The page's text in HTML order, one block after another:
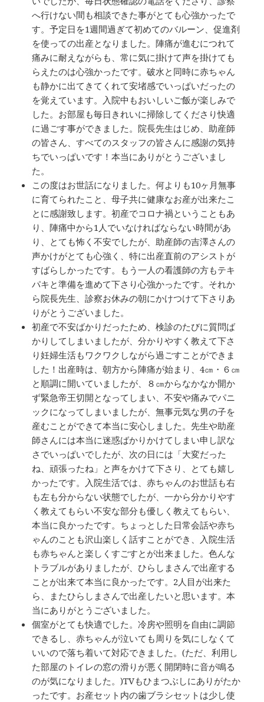
へ行けない間も相談できた事がとても心強かったで
す。予定日を1週間過ぎて初めてのバルーン、促進剤
を使っての出産となりました。陣痛が進むにつれて
痛みに耐えながらも、常に気に掛けて声を掛けても
らえたのは心強かったです。破水と同時に赤ちゃん
も静かに出てきてくれて安堵感でいっぱいだったの
を覚えています。入院中もおいしいご飯が楽しみで
した。お部屋も毎日きれいに掃除してくださり快適
に過ごす事ができました。院長先生はじめ、助産師
の皆さん、すべてのスタッフの皆さんに感謝の気持
ちでいっぱいです！本当にありがとうございまし
た。
この度はお世話になりました。何よりも10ヶ月無事
に育てられたこと、母子共に健康なお産が出来たこ
とに感謝致します。初産でコロナ禍ということもあ
り、陣痛中から1人でいなければならない時間があ
り、とても怖く不安でしたが、助産師の吉澤さんの
声かけがとても心強く、特に出産直前のアシストが
すばらしかったです。もう一人の看護師の方もテキ
パキと準備を進めて下さり心強かったです。それか
ら院長先生、診察お休みの朝にかけつけて下さりあ
りがとうございました。
初産で不安ばかりだったため、検診のたびに質問ば
かりしてしまいましたが、分かりやすく教えて下さ
り妊婦生活もワクワクしながら過ごすことができま
した！出産時は、朝方から陣痛が始まり、4㎝・６㎝
と順調に開いていましたが、８㎝からなかなか開か
ず緊急帝王切開となってしまい、不安や痛みでパニ
ックになってしまいましたが、無事元気な男の子を
産むことができて本当に安心しました。先生や助産
師さんには本当に迷惑ばかりかけてしまい申し訳な
さでいっぱいでしたが、次の日には「大変だった
ね、頑張ったね」と声をかけて下さり、とても嬉し
かったです。入院生活では、赤ちゃんのお世話も右
も左も分からない状態でしたが、一から分かりやす
く教えてもらい不安な部分も優しく教えてもらい、
本当に良かったです。ちょっとした日常会話や赤ち
ゃんのことも沢山楽しく話すことができ、入院生活
も赤ちゃんと楽しくすごすとが出来ました。色んな
トラブルがありましたが、ひらしまさんで出産する
ことが出来て本当に良かったです。2人目が出来た
ら、またひらしまさんで出産したいと思います。本
当にありがとうございました。
個室がとても快適でした。冷房や照明を自由に調節
できるし、赤ちゃんが泣いても周りを気にしなくて
いいので落ち着いて対応できました。(ただ、利用し
た部屋のトイレの窓の滑りが悪く開閉時に音が鳴る
のが気になりました。)TVもひまつぶしにありがたか
ったです。お産セット内の歯ブラシセットは少し使